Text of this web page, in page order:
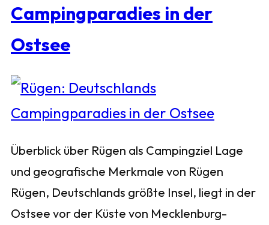
Campingparadies in der
Ostsee
Überblick über Rügen als Campingziel Lage
und geografische Merkmale von Rügen
Rügen, Deutschlands größte Insel, liegt in der
Ostsee vor der Küste von Mecklenburg-